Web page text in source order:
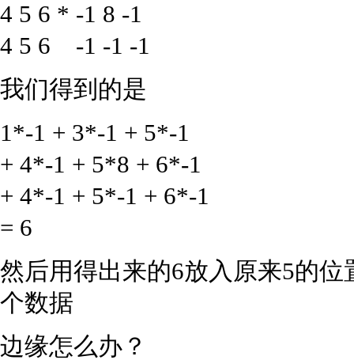
4 5 6 * -1 8 -1
4 5 6 -1 -1 -1
我们得到的是
1*-1 + 3*-1 + 5*-1
+ 4*-1 + 5*8 + 6*-1
+ 4*-1 + 5*-1 + 6*-1
= 6
然后用得出来的6放入原来5的
个数据
边缘怎么办？